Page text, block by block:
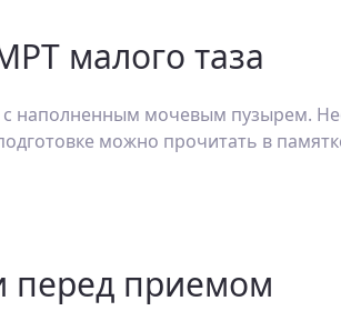
малого таза
наполненным мочевым пузырем.
можно прочитать в
перед приемом